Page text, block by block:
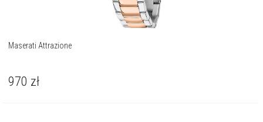
Maserati Attrazione
970 zł